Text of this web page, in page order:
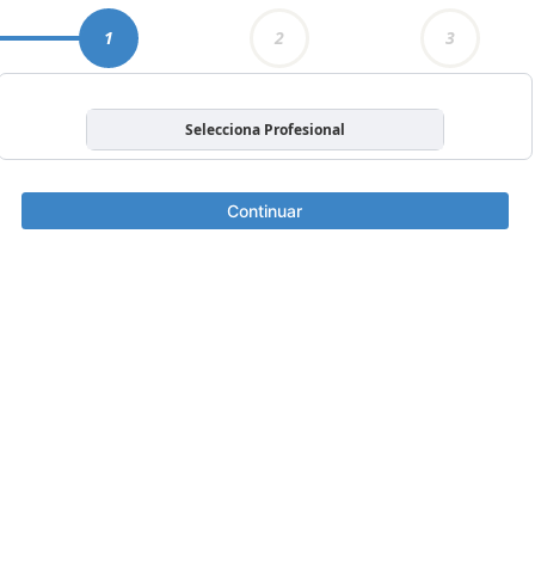
1 2 3
Selecciona Profesional
Continuar